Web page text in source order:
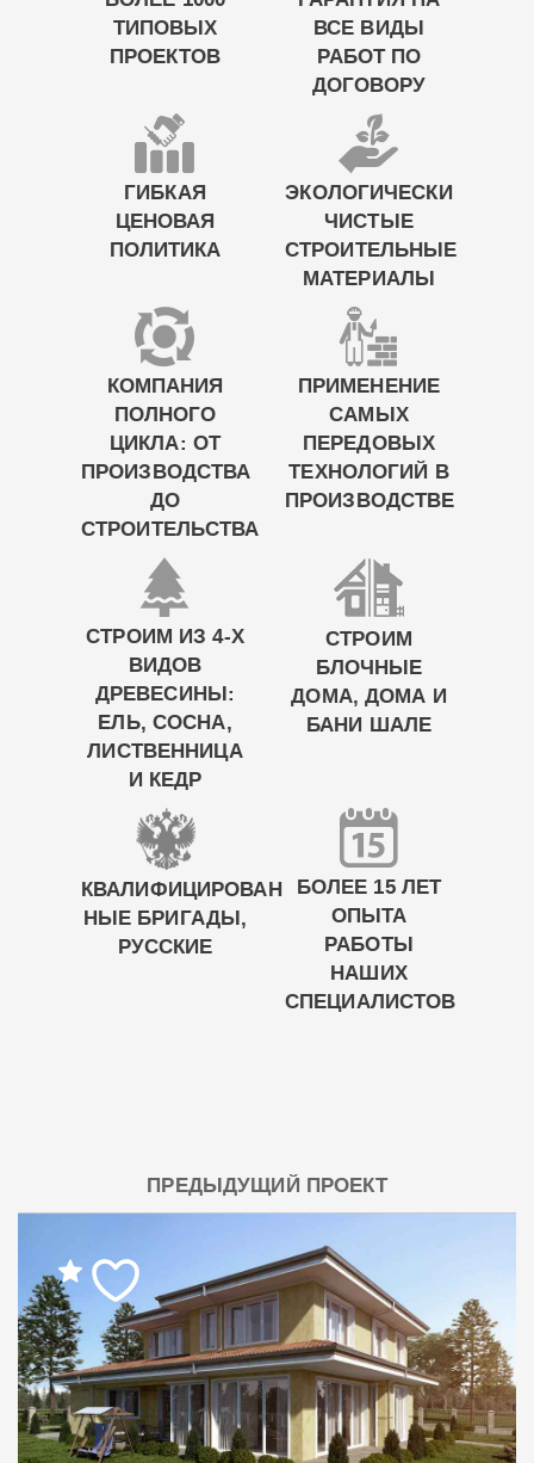
ТИПОВЫХ
ПРОЕКТОВ
ВСЕ ВИДЫ
РАБОТ ПО
ДОГОВОРУ
ГИБКАЯ
ЦЕНОВАЯ
ПОЛИТИКА
ЭКОЛОГИЧЕСКИ
ЧИСТЫЕ
СТРОИТЕЛЬНЫЕ
МАТЕРИАЛЫ
КОМПАНИЯ
ПОЛНОГО
ЦИКЛА: ОТ
ПРОИЗВОДСТВА
ДО
СТРОИТЕЛЬСТВА
ПРИМЕНЕНИЕ
САМЫХ
ПЕРЕДОВЫХ
ТЕХНОЛОГИЙ В
ПРОИЗВОДСТВЕ
СТРОИМ ИЗ 4-Х
ВИДОВ
ДРЕВЕСИНЫ:
ЕЛЬ, СОСНА,
ЛИСТВЕННИЦА
И КЕДР
СТРОИМ
БЛОЧНЫЕ
ДОМА, ДОМА И
БАНИ ШАЛЕ
КВАЛИФИЦИРОВАН
НЫЕ БРИГАДЫ,
РУССКИЕ
БОЛЕЕ 15 ЛЕТ
ОПЫТА
РАБОТЫ
НАШИХ
СПЕЦИАЛИСТОВ
ПРЕДЫДУЩИЙ ПРОЕКТ